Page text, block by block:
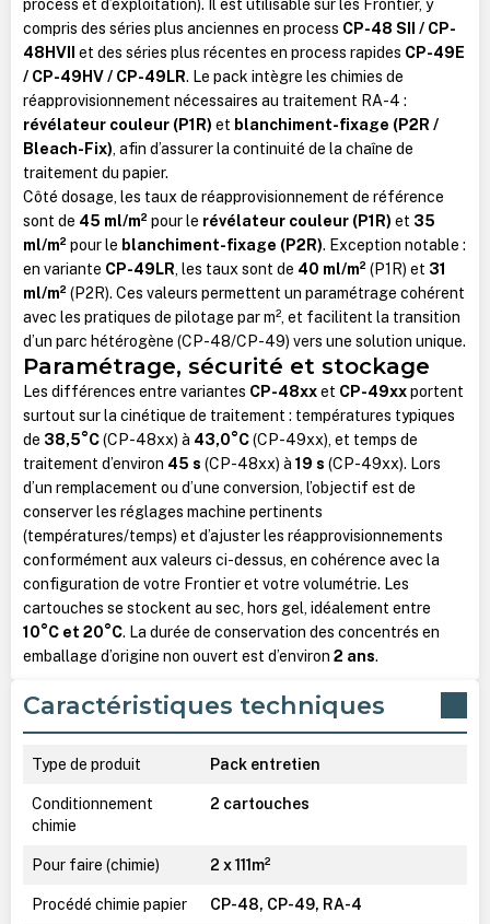
process et d’exploitation). Il est utilisable sur les Frontier, y
compris des séries plus anciennes en process CP-48 SII / CP-
48HVII
et des séries plus récentes en process rapides CP-49E
/ CP-49HV / CP-49LR. Le pack intègre les chimies de
réapprovisionnement nécessaires au traitement RA-4 :
révélateur couleur (P1R) et blanchiment-fixage (P2R /
Bleach-Fix), afin d’assurer la continuité de la chaîne de
traitement du papier.
Côté dosage, les taux de réapprovisionnement de référence
sont de 45 ml/m²pour le révélateur couleur (P1R) et 35
ml/m²pour le blanchiment-fixage (P2R). Exception notable :
en variante CP-49LR, les taux sont de 40 ml/m²(P1R) et 31
ml/m²(P2R). Ces valeurs permettent un paramétrage cohérent
avec les pratiques de pilotage par m², et facilitent la transition
d’un parc hétérogène (CP-48/CP-49) vers une solution unique.
Paramétrage, sécurité et stockage
Les différences entre variantes CP-48xxet CP-49xxportent
surtout sur la cinétique de traitement : températures typiques
de 38,5°C(CP-48xx) à 43,0°C(CP-49xx), et temps de
traitement d’environ 45 s (CP-48xx) à 19 s (CP-49xx). Lors
d’un remplacement ou d’une conversion, l’objectif est de
conserver les réglages machine pertinents
(températures/temps) et d’ajuster les réapprovisionnements
conformément aux valeurs ci-dessus, en cohérence avec la
configuration de votre Frontier et votre volumétrie. Les
cartouches se stockent au sec, hors gel, idéalement entre
10°C et 20°C. La durée de conservation des concentrés en
emballage d’origine non ouvert est d’environ 2 ans.
Caractéristiques techniques
Type de produit Pack entretien
Conditionnement
chimie
2 cartouches
Pour faire (chimie) 2 x 111m²
Procédé chimie papier CP-48, CP-49, RA-4